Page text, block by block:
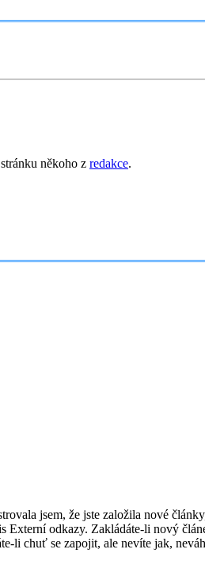
někoho z redakce.
jsem, že jste založila nové
odkazy. Zakládáte-li nový
li chuť se zapojit, ale nevíte jak,